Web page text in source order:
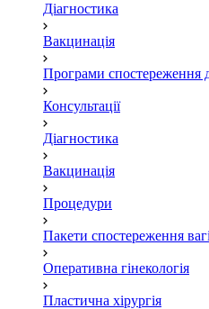
Діагностика
Вакцинація
Програми спостереження
Консультації
Діагностика
Вакцинація
Процедури
Пакети спостереження
Оперативна гінекологія
Пластична хірургія